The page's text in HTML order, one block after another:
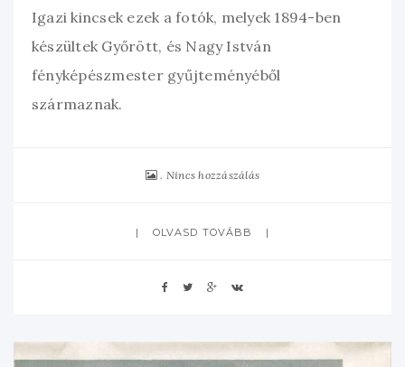
Igazi kincsek ezek a fotók, melyek 1894-ben
készültek Győrött, és Nagy István
fényképészmester gyűjteményéből
származnak.
Nincs hozzászálás
OLVASD TOVÁBB